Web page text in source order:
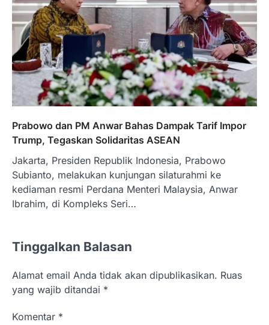
Prabowo dan PM Anwar Bahas Dampak Tarif Impor
Trump, Tegaskan Solidaritas ASEAN
Jakarta, Presiden Republik Indonesia, Prabowo
Subianto, melakukan kunjungan silaturahmi ke
kediaman resmi Perdana Menteri Malaysia, Anwar
Ibrahim, di Kompleks Seri…
Tinggalkan Balasan
Alamat email Anda tidak akan dipublikasikan. Ruas
yang wajib ditandai *
Komentar *